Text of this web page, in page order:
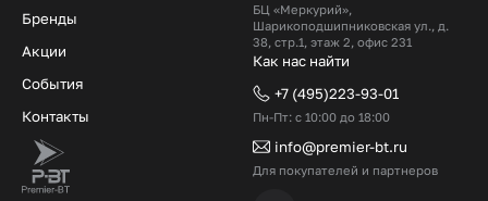
Бренды
Акции
События
Контакты
БЦ «Меркурий»,
Шарикоподшипниковская ул., д.
38, стр.1, этаж 2, офис 231
Как нас найти
+7 (495)223-93-01
Пн-Пт: с 10:00 до 18:00
info@premier-bt.ru
Для покупателей и партнеров